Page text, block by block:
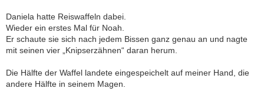
Daniela hatte Reiswaffeln dabei.
Wieder ein erstes Mal für Noah.
Er schaute sie sich nach jedem Bissen ganz genau an und nagte
mit seinen vier „Knipserzähnen“ daran herum.
Die Hälfte der Waffel landete eingespeichelt auf meiner Hand, die
andere Hälfte in seinem Magen.